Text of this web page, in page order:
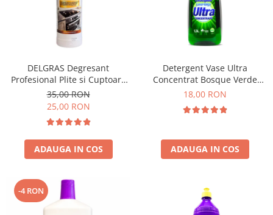
DELGRAS Degresant
Profesional Plite si Cuptoare
1L
35,00 RON
25,00 RON
ADAUGA IN COS
Detergent Vase Ultra
Concentrat Bosque Verde
Spania 1.3L
18,00 RON
ADAUGA IN COS
-4 RON